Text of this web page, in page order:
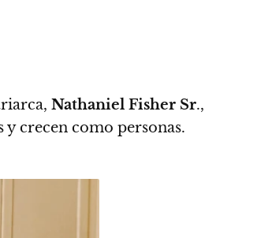
Nathaniel Fisher Sr.,
crecen como personas.